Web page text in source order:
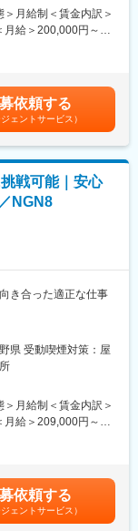
る業務プロセスフロ
労働者派遣事業と職
携）
課題解決を担う役割
築けるポジションで
3名）
ます
め、裁量を持って業
重要ポストであり、
テップアップも可能
ン力が求められます
月給制＜賃金内訳＞
給＞200,000円～
(月額)は固定手当を含
依頼する
ジェントサービス）
戦可能｜安心
NGN8
き合った適正な仕事
ート！
きます。
、最適なプロジェク
証についての折衝
析調査
行
県 受動喫煙対策：屋
月給制＜賃金内訳＞
給＞209,000円～
)は固定手当を含めた表
依頼する
ジェントサービス）